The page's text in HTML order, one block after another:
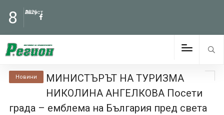
8 Август
2026
Новини
МИНИСТЪРЪТ НА ТУРИЗМА
НИКОЛИНА АНГЕЛКОВА Посети
града – емблема на България пред света